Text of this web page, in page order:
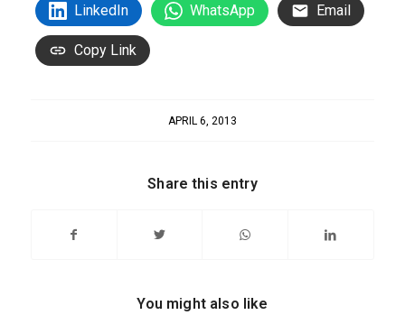
LinkedIn WhatsApp Email
Copy Link
APRIL 6, 2013
Share this entry
You might also like